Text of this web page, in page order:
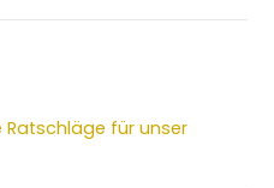
für unser